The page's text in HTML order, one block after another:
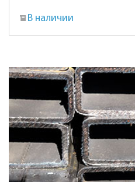
В наличии